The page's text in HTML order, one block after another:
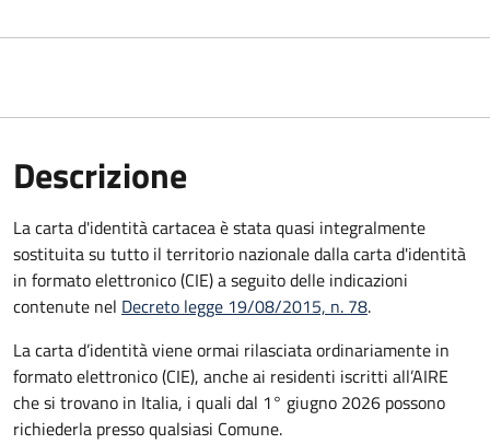
Descrizione
La carta d'identità cartacea è stata quasi integralmente
sostituita su tutto il territorio nazionale dalla carta d'identità
in formato elettronico (CIE) a seguito delle indicazioni
contenute nel Decreto legge 19/08/2015, n. 78.
La carta d’identità viene ormai rilasciata ordinariamente in
formato elettronico (CIE), anche ai residenti iscritti all’AIRE
che si trovano in Italia, i quali dal 1° giugno 2026 possono
richiederla presso qualsiasi Comune.